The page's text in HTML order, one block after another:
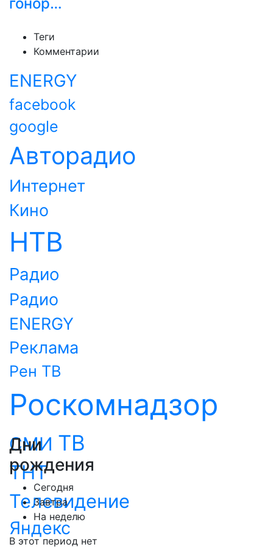
Теги
Комментарии
ENERGY
facebook
google
Авторадио
Интернет
Кино
НТВ
Радио
Радио
ENERGY
Реклама
Рен ТВ
Роскомнадзор
СМИ ТВ
ТНТ
Телевидение
Яндекс
Дни
рождения
Сегодня
Завтра
На неделю
В этот период нет